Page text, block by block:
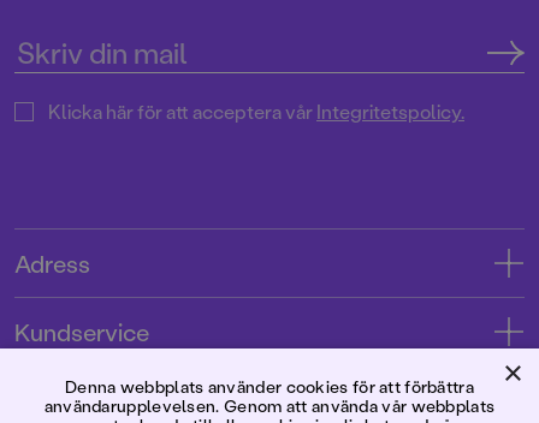
Klicka här för att acceptera vårIntegritetspolicy.
Adress
Tryckerigatan 4
Kundservice
Kontakta oss
Förlaget
×
Denna webbplats använder cookies för att förbättra
användarupplevelsen. Genom att använda vår webbplats